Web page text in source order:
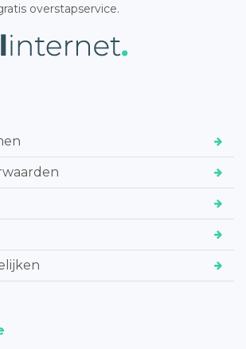
overstapservice.